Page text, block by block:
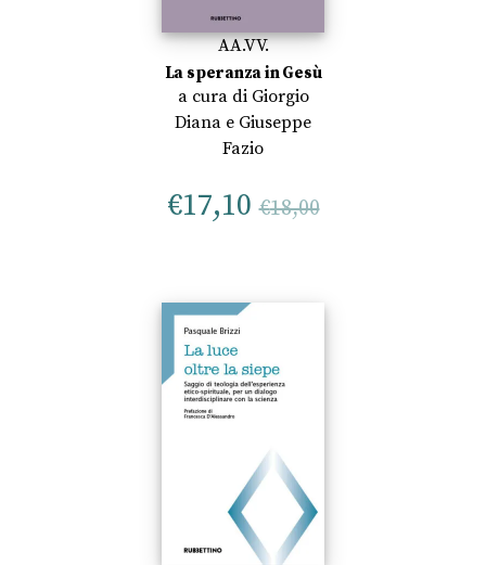
AA.VV.
La speranza in Gesù
a cura di Giorgio
Diana e Giuseppe
Fazio
€17,10 €18,00